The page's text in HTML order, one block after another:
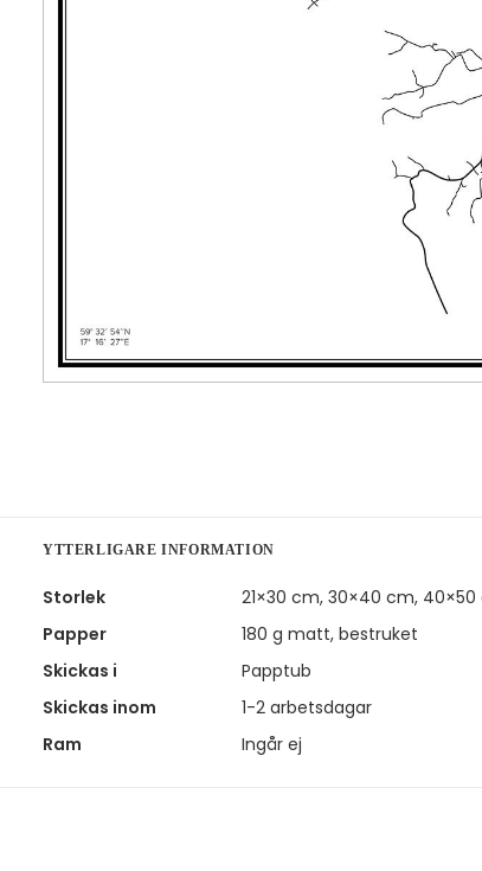
YTTERLIGARE INFORMATION
Storlek
21×30 cm, 30×40 cm,
Papper
180 g matt, bestruket
Skickas i
Papptub
Skickas inom
1-2 arbetsdagar
Ram
Ingår ej